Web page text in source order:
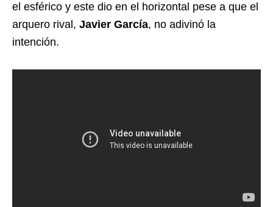
el esférico y este dio en el horizontal pese a que el
arquero rival, Javier García, no adivinó la
intención.